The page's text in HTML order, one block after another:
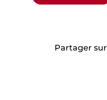
Partager sur